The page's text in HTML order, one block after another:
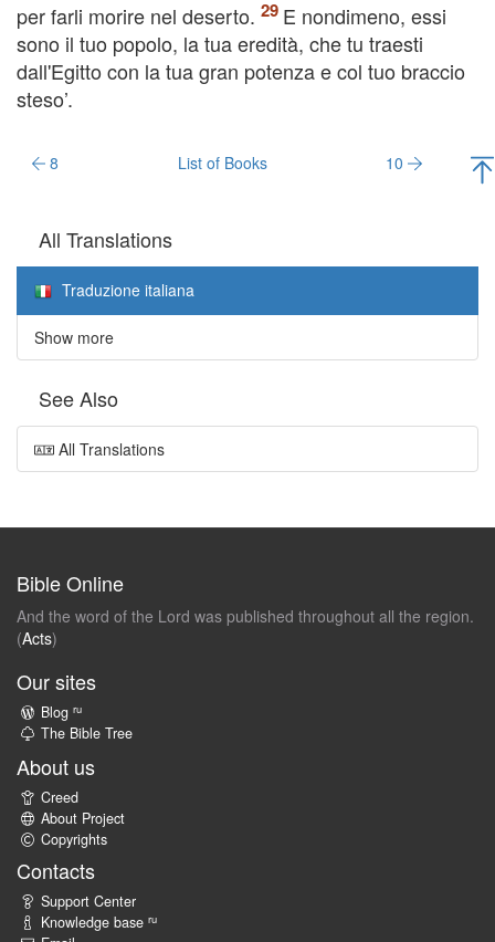
per farli morire nel deserto.
E nondimeno, essi
sono il tuo popolo, la tua eredità, che tu traesti
dall'Egitto con la tua gran potenza e col tuo braccio
steso’.
8 List of Books 10
All Translations
Traduzione italiana
Show more
See Also
All Translations
Bible Online
And the word of the Lord was published throughout all the region.
(Acts)
Our sites
Blog ru
The Bible Tree
About us
Creed
About Project
Copyrights
Contacts
Support Center
Knowledge base ru